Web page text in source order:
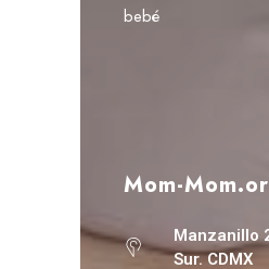
bebé
Mom-
Manzanillo
Sur. CDMX